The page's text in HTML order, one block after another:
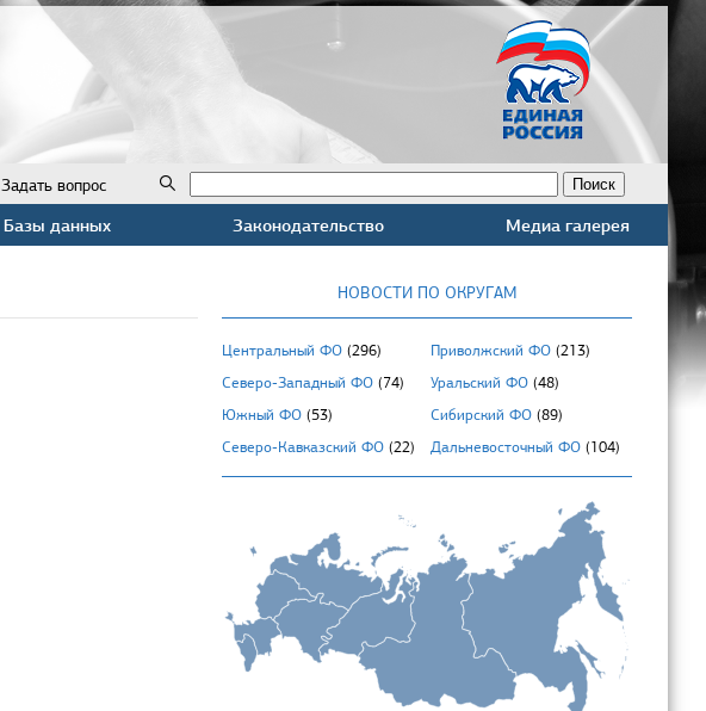
Задать вопрос
Базы данных Законодательство Медиа галерея
НОВОСТИ ПО ОКРУГАМ
Центральный ФО (296) Приволжский ФО (213)
Северо-Западный ФО (74) Уральский ФО (48)
Южный ФО (53) Сибирский ФО (89)
Северо-Кавказский ФО (22) Дальневосточный ФО (104)